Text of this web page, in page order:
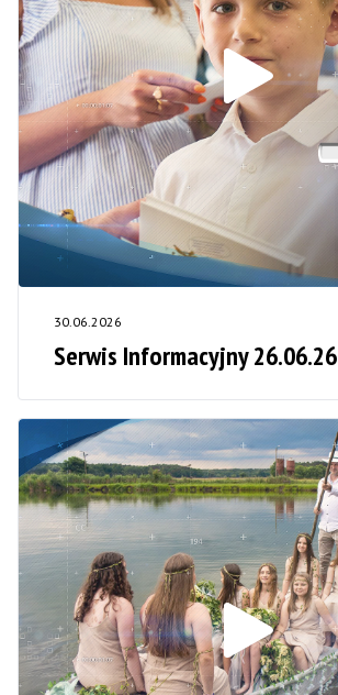
30.06.2026
Serwis Informacyjny 26.06.26